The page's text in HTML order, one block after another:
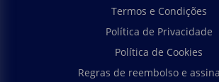
Termos e Condições
Política de Privacidade
Política de Cookies
Regras de reembolso e